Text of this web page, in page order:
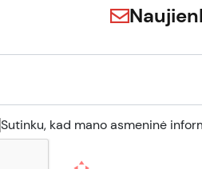
Sutinku, kad mano asmeninė